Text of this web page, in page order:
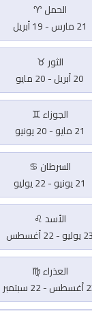
الحمل ♈
21 مارس - 19 أبريل
الثور ♉
20 أبريل - 20 مايو
الجوزاء ♊
21 مايو - 20 يونيو
السرطان ♋
21 يونيو - 22 يوليو
الأسد ♌
23 يوليو - 22 أغسطس
العذراء ♍
سبتمبر